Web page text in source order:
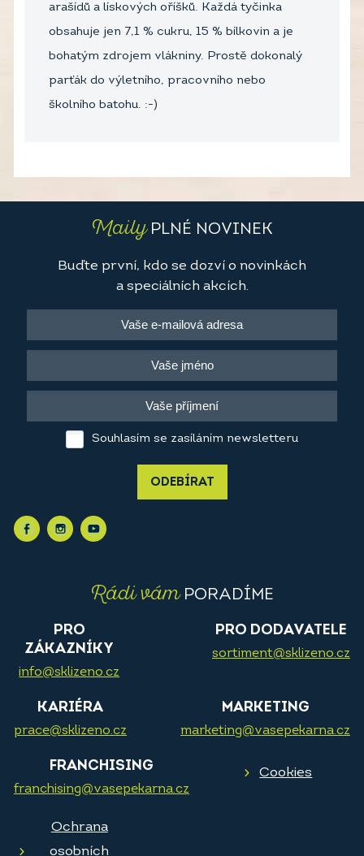
arašídů a lískových oříšků. Každá tyčinka
obsahuje jen 7,1 % cukru, 15 % bílkovin a je
bohatým zdrojem vlákniny. Prostě dokonalý
parťák do výletního, pracovního nebo
školního batohu. :-)
MailyPLNÉ NOVINEK
Buďte první, kdo se dozví o novinkách
a speciálních akcích.
Souhlasím se zasíláním newsletteru
ODEBÍRAT
Rádi vámPORADÍME
PRO
ZÁKAZNÍKY
info@sklizeno.cz
PRO DODAVATELE
sortiment@sklizeno.cz
KARIÉRA
prace@sklizeno.cz
MARKETING
marketing@vasepekarna.cz
FRANCHISING
franchising@vasepekarna.cz
Cookies
Ochrana
osobních